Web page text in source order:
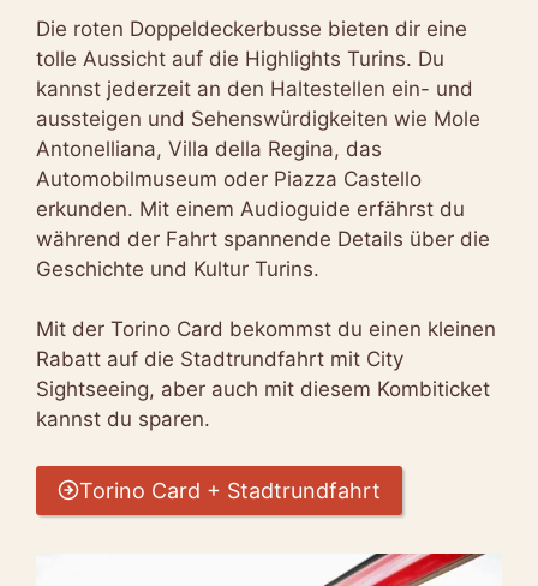
Die roten Doppeldeckerbusse bieten dir eine
tolle Aussicht auf die Highlights Turins. Du
kannst jederzeit an den Haltestellen ein- und
aussteigen und Sehenswürdigkeiten wie Mole
Antonelliana, Villa della Regina, das
Automobilmuseum oder Piazza Castello
erkunden. Mit einem Audioguide erfährst du
während der Fahrt spannende Details über die
Geschichte und Kultur Turins.
Mit der Torino Card bekommst du einen kleinen
Rabatt auf die Stadtrundfahrt mit City
Sightseeing, aber auch mit diesem Kombiticket
kannst du sparen.
Torino Card + Stadtrundfahrt